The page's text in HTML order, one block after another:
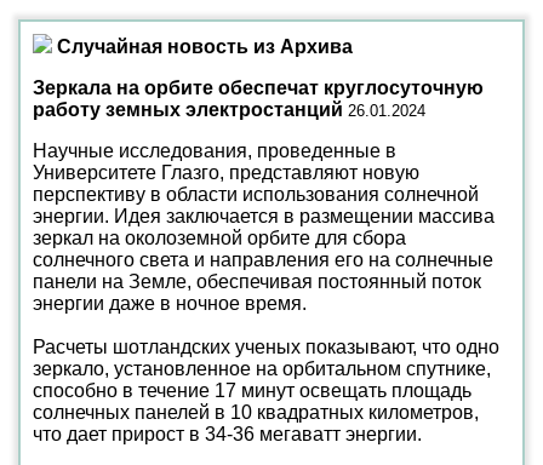
Случайная новость из Архива
Зеркала на орбите обеспечат круглосуточную
работу земных электростанций 26.01.2024
Научные исследования, проведенные в
Университете Глазго, представляют новую
перспективу в области использования солнечной
энергии. Идея заключается в размещении массива
зеркал на околоземной орбите для сбора
солнечного света и направления его на солнечные
панели на Земле, обеспечивая постоянный поток
энергии даже в ночное время.
Расчеты шотландских ученых показывают, что одно
зеркало, установленное на орбитальном спутнике,
способно в течение 17 минут освещать площадь
солнечных панелей в 10 квадратных километров,
что дает прирост в 34-36 мегаватт энергии.